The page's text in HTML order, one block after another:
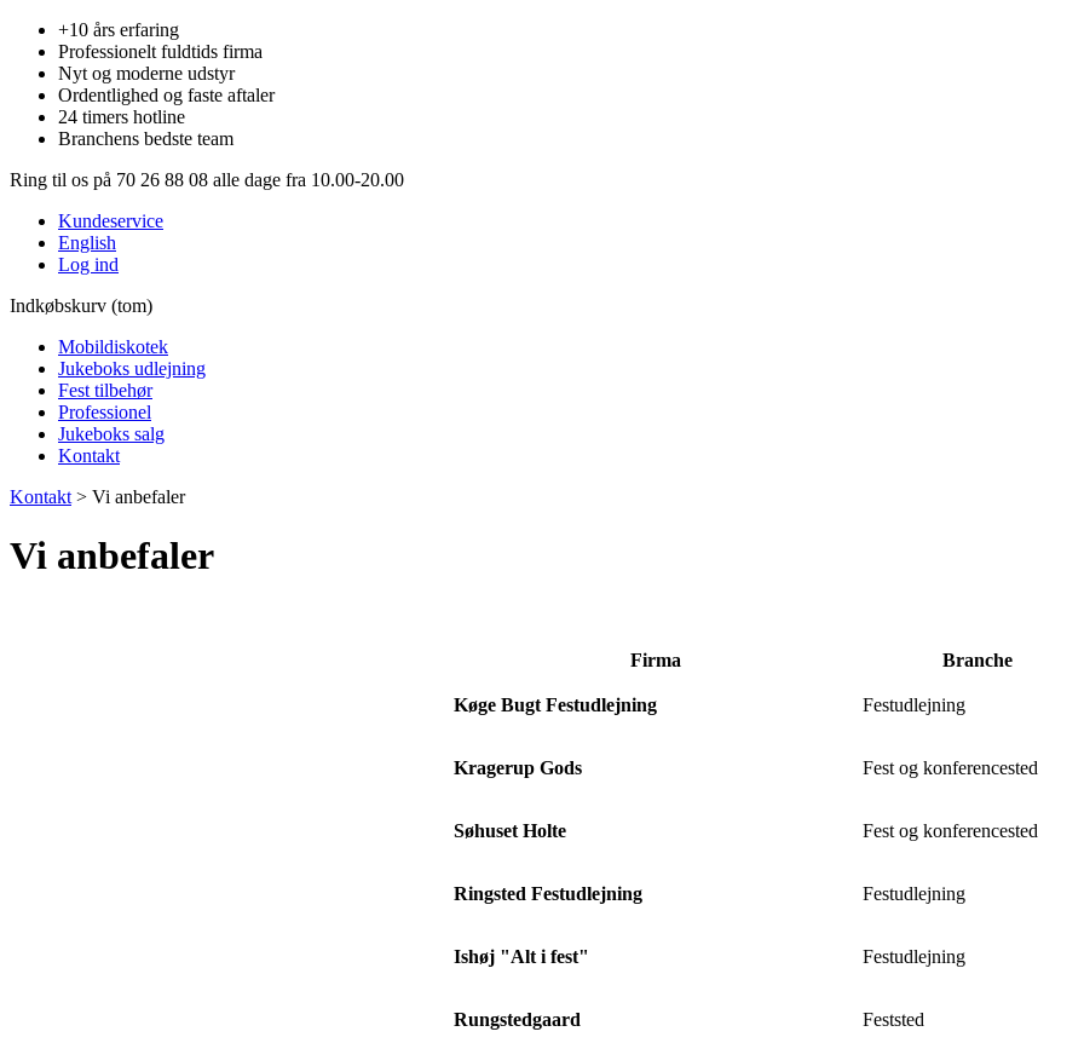
+10 års erfaring
Professionelt fuldtids firma
Nyt og moderne udstyr
Ordentlighed og faste aftaler
24 timers hotline
Branchens bedste team
Ring til os på 70 26 88 08 alle dage fra 10.00-20.00
Kundeservice
English
Log ind
Indkøbskurv (tom)
Mobildiskotek
Jukeboks udlejning
Fest tilbehør
Professionel
Jukeboks salg
Kontakt
Kontakt > Vi anbefaler
Vi anbefaler
Firma Branche
Køge Bugt Festudlejning Festudlejning
Kragerup Gods Fest og konferencested
Søhuset Holte Fest og konferencested
Ringsted Festudlejning Festudlejning
Ishøj "Alt i fest" Festudlejning
Rungstedgaard Feststed